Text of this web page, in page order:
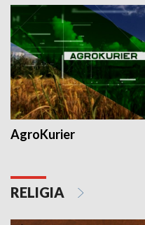
AgroKurier
RELIGIA